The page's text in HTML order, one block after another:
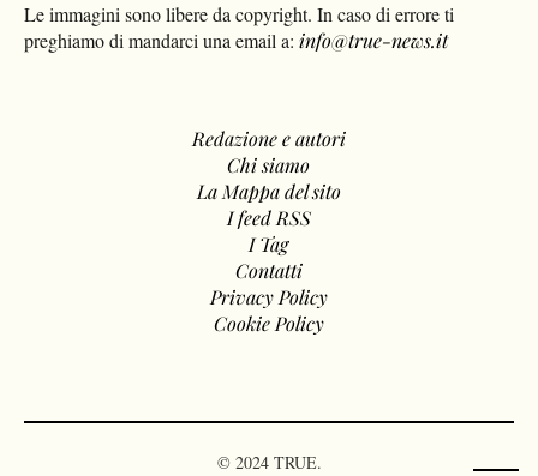
Le immagini sono libere da copyright. In caso di errore ti
preghiamo di mandarci una email a: info@true-news.it
Redazione e autori
Chi siamo
La Mappa del sito
I feed RSS
I Tag
Contatti
Privacy Policy
Cookie Policy
© 2024 TRUE.